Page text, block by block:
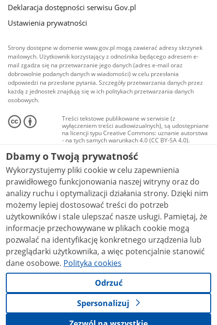
Deklaracja dostępności serwisu Gov.pl
Ustawienia prywatności
Strony dostępne w domenie www.gov.pl mogą zawierać adresy skrzynek
mailowych. Użytkownik korzystający z odnośnika będącego adresem e-
mail zgadza się na przetwarzanie jego danych (adres e-mail oraz
dobrowolnie podanych danych w wiadomości) w celu przesłania
odpowiedzi na przesłane pytania. Szczegóły przetwarzania danych przez
każdą z jednostek znajdują się w ich politykach przetwarzania danych
osobowych.
Treści tekstowe publikowane w serwisie (z
wyłączeniem treści audiowizualnych), są udostępniane
na licencji typu Creative Commons: uznanie autorstwa
- na tych samych warunkach 4.0 (CC BY-SA 4.0).
Materiały audiowizualne, w tym zdjęcia, materiały
audio i wideo, są udostępniane na licencji typu
Creative Commons: uznanie autorstwa użycie
niekomercyjne - bez utworów zależnych 4.0 (CC BY-
NC-ND 4.0), o ile nie jest to stwierdzone inaczej.
Dbamy o Twoją prywatność
Wykorzystujemy pliki cookie w celu zapewnienia
prawidłowego funkcjonowania naszej witryny oraz do
analizy ruchu i optymalizacji działania strony. Dzięki nim
możemy lepiej dostosować treści do potrzeb
użytkowników i stale ulepszać nasze usługi. Pamiętaj, że
informacje przechowywane w plikach cookie mogą
pozwalać na identyfikację konkretnego urządzenia lub
przeglądarki użytkownika, a więc potencjalnie stanowić
dane osobowe. Polityka cookies
Odrzuć
Spersonalizuj